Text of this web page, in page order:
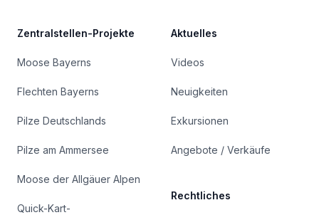
Zentralstellen-Projekte
Moose Bayerns
Flechten Bayerns
Pilze Deutschlands
Pilze am Ammersee
Moose der Allgäuer Alpen
Quick-Kart-
Aktuelles
Videos
Neuigkeiten
Exkursionen
Angebote / Verkäufe
Rechtliches